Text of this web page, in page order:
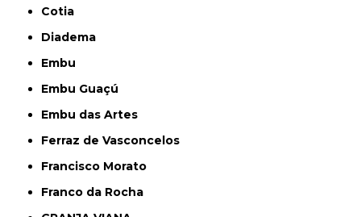
Cotia
Diadema
Embu
Embu Guaçú
Embu das Artes
Ferraz de Vasconcelos
Francisco Morato
Franco da Rocha